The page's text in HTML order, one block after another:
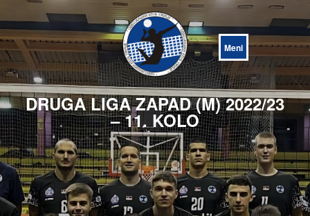
Open
Menu
DRUGA LIGA ZAPAD (M) 2022/23
– 11. KOLO